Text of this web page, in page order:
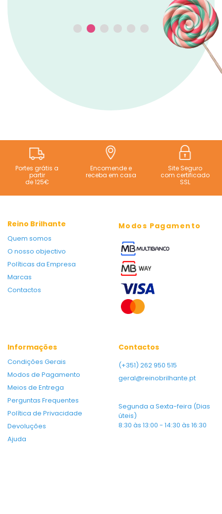
Portes grátis a
partir
de 125€
Encomende e
receba em casa
Site Seguro
com certificado
SSL
Reino Brilhante
Quem somos
O nosso objectivo
Políticas da Empresa
Marcas
Contactos
Modos Pagamento
Informações
Condições Gerais
Modos de Pagamento
Meios de Entrega
Perguntas Frequentes
Política de Privacidade
Devoluções
Ajuda
Contactos
(+351) 262 950 515
geral@reinobrilhante.pt
Segunda a Sexta-feira (Dias
úteis)
8:30 às 13:00 - 14:30 às 16:30